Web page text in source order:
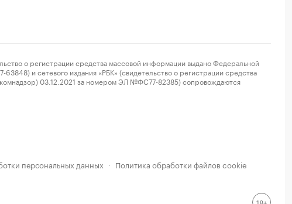
о регистрации средства массовой информации выдано Федеральной
и сетевого издания «РБК» (свидетельство о регистрации средства
03.12.2021 за номером ЭЛ №ФС77-82385) сопровождаются
персональных данных · Политика обработки файлов cookie